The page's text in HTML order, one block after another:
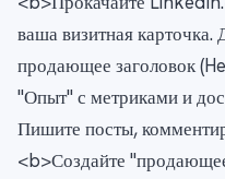
ваша визитная
продающее заголовок
"Опыт" с метриками и
Пишите посты,
<b>Создайте